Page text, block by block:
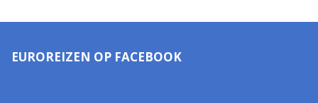
EUROREIZEN OP FACEBOOK